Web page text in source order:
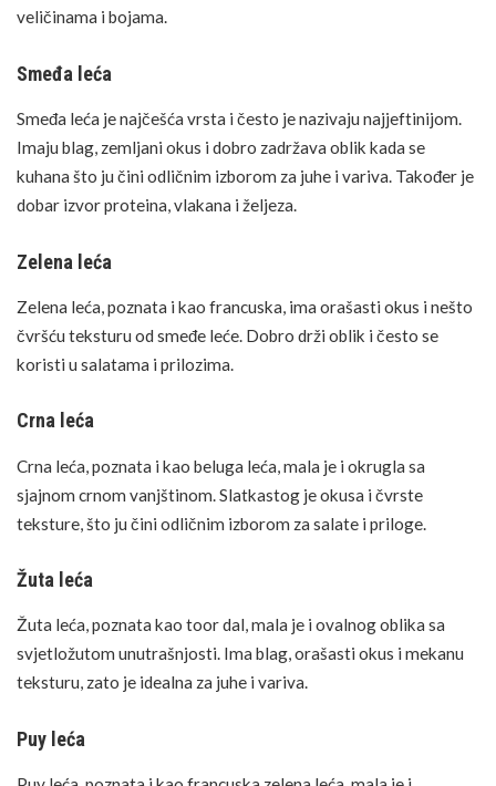
veličinama i bojama.
Smeđa leća
Smeđa leća je najčešća vrsta i često je nazivaju najjeftinijom.
Imaju blag, zemljani okus i dobro zadržava oblik kada se
kuhana što ju čini odličnim izborom za juhe i variva. Također je
dobar izvor proteina, vlakana i željeza.
Zelena leća
Zelena leća, poznata i kao francuska, ima orašasti okus i nešto
čvršću teksturu od smeđe leće. Dobro drži oblik i često se
koristi u salatama i prilozima.
Crna leća
Crna leća, poznata i kao beluga leća, mala je i okrugla sa
sjajnom crnom vanjštinom. Slatkastog je okusa i čvrste
teksture, što ju čini odličnim izborom za salate i priloge.
Žuta leća
Žuta leća, poznata kao toor dal, mala je i ovalnog oblika sa
svjetložutom unutrašnjosti. Ima blag, orašasti okus i mekanu
teksturu, zato je idealna za juhe i variva.
Puy leća